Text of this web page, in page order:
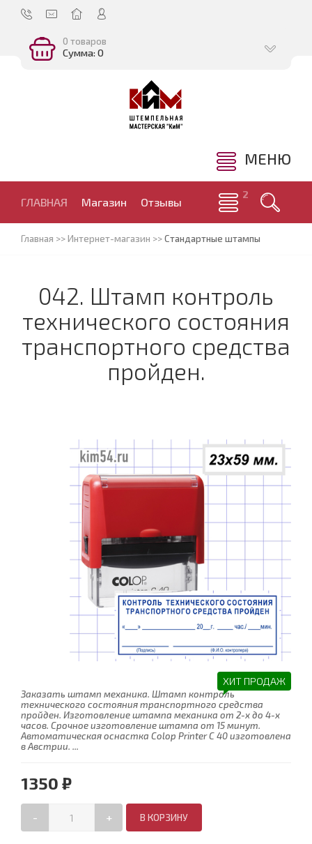
0 товаров
Сумма: 0
МЕНЮ
ГЛАВНАЯ Магазин Отзывы
Главная >>Интернет-магазин >>Стандартные штампы
042. Штамп контроль
технического состояния
транспортного средства
пройден.
ХИТ ПРОДАЖ
Заказать штамп механика. Штамп контроль
технического состояния транспортного средства
пройден. Изготовление штампа механика от 2-х до 4-х
часов. Срочное изготовление штампа от 15 минут.
Автоматическая оснастка Colop Printer С 40 изготовлена
в Австрии. ...
1350 ₽
- +